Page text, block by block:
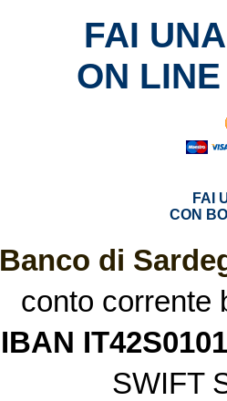
FAI
ON
FAI
CON
Banco di
conto corrente
IBAN
SWIFT